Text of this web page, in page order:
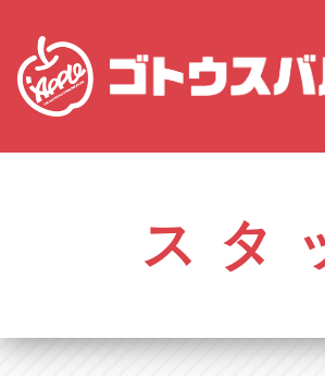
アップル春日井中央店
愛知県春日井市柏井町4-43-1
アップル一宮22号店
スタ